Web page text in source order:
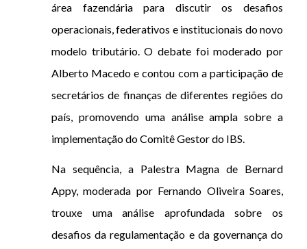
área fazendária para discutir os desafios
operacionais, federativos e institucionais do novo
modelo tributário. O debate foi moderado por
Alberto Macedo e contou com a participação de
secretários de finanças de diferentes regiões do
país, promovendo uma análise ampla sobre a
implementação do Comitê Gestor do IBS.
Na sequência, a Palestra Magna de Bernard
Appy, moderada por Fernando Oliveira Soares,
trouxe uma análise aprofundada sobre os
desafios da regulamentação e da governança do